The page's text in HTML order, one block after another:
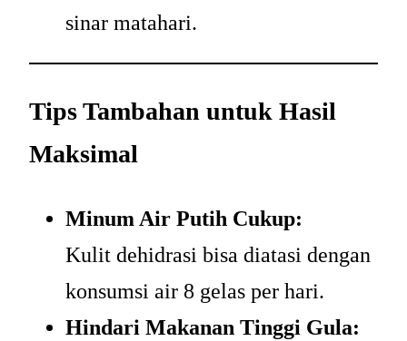
sinar matahari.
Tips Tambahan untuk Hasil
Maksimal
Minum Air Putih Cukup:
Kulit dehidrasi bisa diatasi dengan
konsumsi air 8 gelas per hari.
Hindari Makanan Tinggi Gula: